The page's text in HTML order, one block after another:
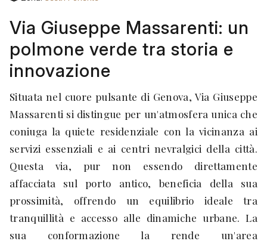
Via Giuseppe Massarenti: un
polmone verde tra storia e
innovazione
Situata nel cuore pulsante di Genova, Via Giuseppe
Massarenti si distingue per un'atmosfera unica che
coniuga la quiete residenziale con la vicinanza ai
servizi essenziali e ai centri nevralgici della città.
Questa via, pur non essendo direttamente
affacciata sul porto antico, beneficia della sua
prossimità, offrendo un equilibrio ideale tra
tranquillità e accesso alle dinamiche urbane. La
sua conformazione la rende un'area